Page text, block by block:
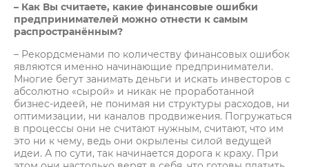
– Как Вы считаете, какие финансовые ошибки
предпринимателей можно отнести к самым
распространённым?
– Рекордсменами по количеству финансовых ошибок
являются именно начинающие предприниматели.
Многие бегут занимать деньги и искать инвесторов с
абсолютно «сырой» и никак не проработанной
бизнес-идеей, не понимая ни структуры расходов, ни
оптимизации, ни каналов продвижения. Погружаться
в процессы они не считают нужным, считают, что им
это ни к чему, ведь они окрылены силой ведущей
идеи. А по сути, так начинается дорога к краху. При